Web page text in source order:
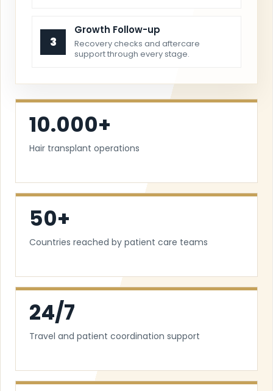
3
Growth Follow-up
Recovery checks and aftercare
support through every stage.
10.000+
Hair transplant operations
50+
Countries reached by patient care teams
24/7
Travel and patient coordination support